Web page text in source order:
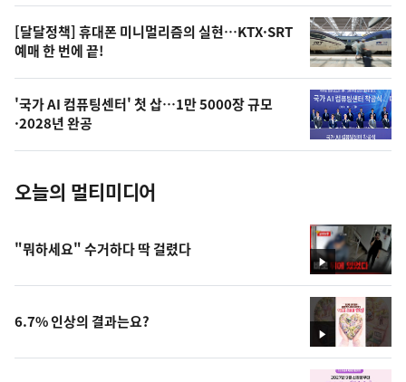
오
늘
의
사
진
[달달정책] 휴대폰 미니멀리즘의 실현…KTX·SRT
예매 한 번에 끝!
'국가 AI 컴퓨팅센터' 첫 삽…1만 5000장 규모
·2028년 완공
오늘의 멀티미디어
영
상
"뭐하세요" 수거하다 딱 걸렸다
영
상
6.7% 인상의 결과는요?